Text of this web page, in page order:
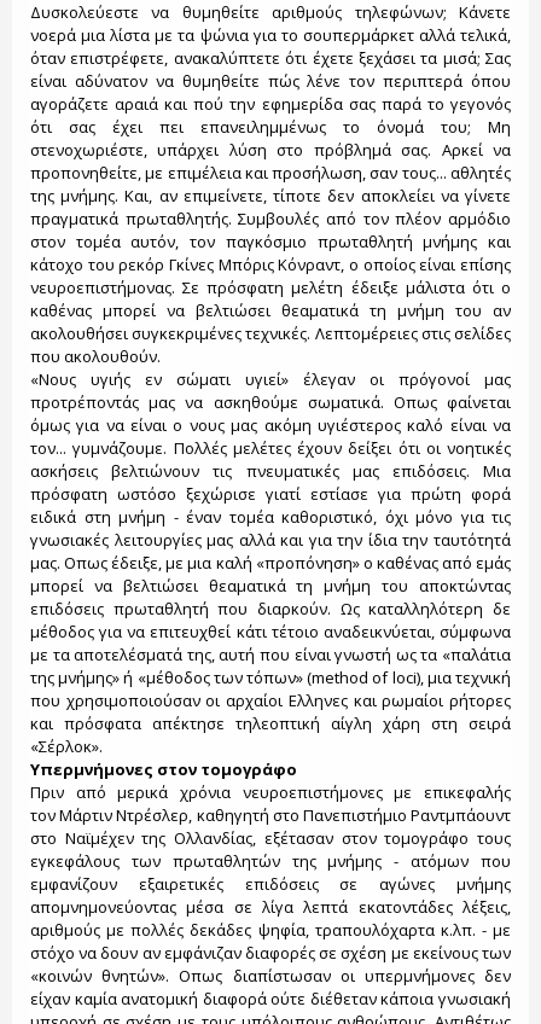
Δυσκολεύεστε να θυμηθείτε αριθμούς τηλεφώνων; Κάνετε
νοερά μια λίστα με τα ψώνια για το σουπερμάρκετ αλλά τελικά,
όταν επιστρέφετε, ανακαλύπτετε ότι έχετε ξεχάσει τα μισά; Σας
είναι αδύνατον να θυμηθείτε πώς λένε τον περιπτερά όπου
αγοράζετε αραιά και πού την εφημερίδα σας παρά το γεγονός
ότι σας έχει πει επανειλημμένως το όνομά του; Μη
στενοχωριέστε, υπάρχει λύση στο πρόβλημά σας. Αρκεί να
προπονηθείτε, με επιμέλεια και προσήλωση, σαν τους... αθλητές
της μνήμης. Και, αν επιμείνετε, τίποτε δεν αποκλείει να γίνετε
πραγματικά πρωταθλητής. Συμβουλές από τον πλέον αρμόδιο
στον τομέα αυτόν, τον παγκόσμιο πρωταθλητή μνήμης και
κάτοχο του ρεκόρ Γκίνες Μπόρις Κόνραντ, ο οποίος είναι επίσης
νευροεπιστήμονας. Σε πρόσφατη μελέτη έδειξε μάλιστα ότι ο
καθένας μπορεί να βελτιώσει θεαματικά τη μνήμη του αν
ακολουθήσει συγκεκριμένες τεχνικές. Λεπτομέρειες στις σελίδες
που ακολουθούν.
«Νους υγιής εν σώματι υγιεί» έλεγαν οι πρόγονοί μας
προτρέποντάς μας να ασκηθούμε σωματικά. Οπως φαίνεται
όμως για να είναι ο νους μας ακόμη υγιέστερος καλό είναι να
τον... γυμνάζουμε. Πολλές μελέτες έχουν δείξει ότι οι νοητικές
ασκήσεις βελτιώνουν τις πνευματικές μας επιδόσεις. Μια
πρόσφατη ωστόσο ξεχώρισε γιατί εστίασε για πρώτη φορά
ειδικά στη μνήμη - έναν τομέα καθοριστικό, όχι μόνο για τις
γνωσιακές λειτουργίες μας αλλά και για την ίδια την ταυτότητά
μας. Οπως έδειξε, με μια καλή «προπόνηση» ο καθένας από εμάς
μπορεί να βελτιώσει θεαματικά τη μνήμη του αποκτώντας
επιδόσεις πρωταθλητή που διαρκούν. Ως καταλληλότερη δε
μέθοδος για να επιτευχθεί κάτι τέτοιο αναδεικνύεται, σύμφωνα
με τα αποτελέσματά της, αυτή που είναι γνωστή ως τα «παλάτια
της μνήμης» ή «μέθοδος των τόπων» (method of loci), μια τεχνική
που χρησιμοποιούσαν οι αρχαίοι Ελληνες και ρωμαίοι ρήτορες
και πρόσφατα απέκτησε τηλεοπτική αίγλη χάρη στη σειρά
«Σέρλοκ».
Υπερμνήμονες στον τομογράφο
Πριν από μερικά χρόνια νευροεπιστήμονες με επικεφαλής
τον Μάρτιν Ντρέσλερ, καθηγητή στο Πανεπιστήμιο Ραντμπάουντ
στο Ναϊμέχεν της Ολλανδίας, εξέτασαν στον τομογράφο τους
εγκεφάλους των πρωταθλητών της μνήμης - ατόμων που
εμφανίζουν εξαιρετικές επιδόσεις σε αγώνες μνήμης
απομνημονεύοντας μέσα σε λίγα λεπτά εκατοντάδες λέξεις,
αριθμούς με πολλές δεκάδες ψηφία, τραπουλόχαρτα κ.λπ. - με
στόχο να δουν αν εμφάνιζαν διαφορές σε σχέση με εκείνους των
«κοινών θνητών». Οπως διαπίστωσαν οι υπερμνήμονες δεν
είχαν καμία ανατομική διαφορά ούτε διέθεταν κάποια γνωσιακή